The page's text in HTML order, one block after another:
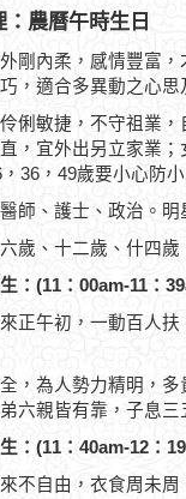
：農曆午時生日
外剛內柔，感情豐富
，適合多異動之心思
伶俐敏捷，不守祖業
，宜外出另立家業
，36，49歲要小心防
醫師、護士、政治。
六歲、十二歲、什四
：(11：00am-11：
正午初，一動百人
，為人勢力精明，
六親皆有靠，子息三
：(11：40am-12：
不自由，衣食周未